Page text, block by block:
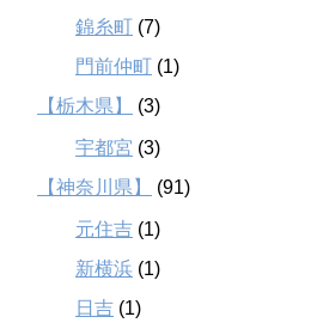
錦糸町 (7)
門前仲町 (1)
【栃木県】
(3)
宇都宮 (3)
【神奈川県】
(91)
元住吉 (1)
新横浜 (1)
日吉 (1)